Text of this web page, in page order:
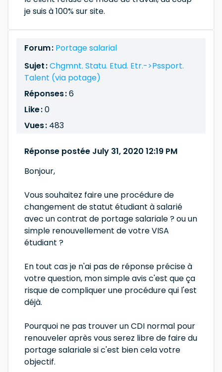
je suis à 100% sur site.
Forum : Portage salarial
Sujet :Chgmnt. Statu. Etud. Etr.->Pssport.
Talent (via potage)
Réponses :6
Like :0
Vues : 483
Réponse postée July 31, 2020 12:19 PM
Bonjour,
Vous souhaitez faire une procédure de
changement de statut étudiant à salarié
avec un contrat de portage salariale ? ou un
simple renouvellement de votre VISA
étudiant ?
En tout cas je n'ai pas de réponse précise à
votre question, mon simple avis c'est que ça
risque de compliquer une procédure qui l'est
déjà.
Pourquoi ne pas trouver un CDI normal pour
renouveler après vous serez libre de faire du
portage salariale si c'est bien cela votre
objectif.